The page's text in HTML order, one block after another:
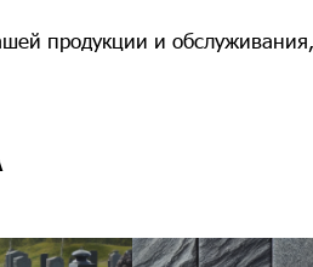
продукции и